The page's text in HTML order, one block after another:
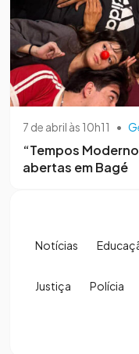
7 de abril às 10h11 •
“Tempos
abertas em Bagé
Notícias
Justiça Polícia